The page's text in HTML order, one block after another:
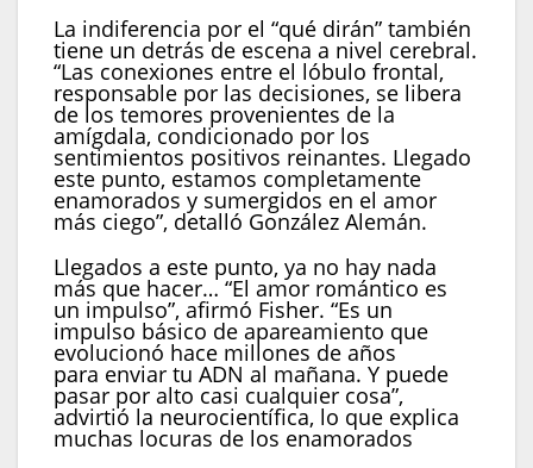
La indiferencia por el “qué dirán” también
tiene un detrás de escena a nivel cerebral.
“Las conexiones entre el lóbulo frontal,
responsable por las decisiones, se libera
de los temores provenientes de la
amígdala, condicionado por los
sentimientos positivos reinantes. Llegado
este punto, estamos completamente
enamorados y sumergidos en el amor
más ciego”, detalló González Alemán.
Llegados a este punto, ya no hay nada
más que hacer… “El amor romántico es
un impulso”, afirmó Fisher. “Es un
impulso básico de apareamiento que
evolucionó hace millones de años
para enviar tu ADN al mañana. Y puede
pasar por alto casi cualquier cosa”,
advirtió la neurocientífica, lo que explica
muchas locuras de los enamorados